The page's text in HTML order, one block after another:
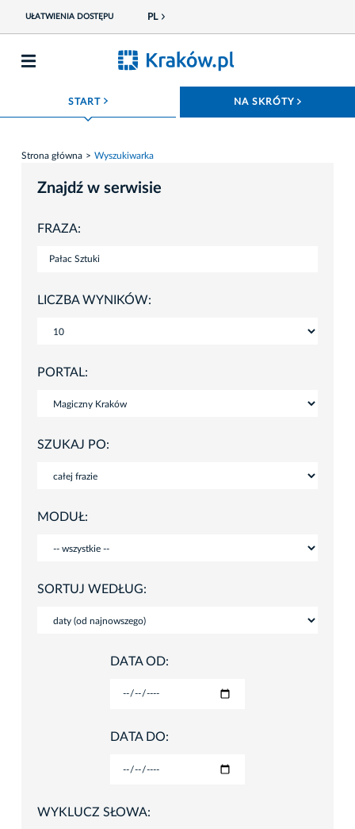
UŁATWIENIA DOSTĘPU PL
START ROZWIŃ MENU NA SKRÓTY
Strona główna Wyszukiwarka
Znajdź w serwisie
FRAZA:
LICZBA WYNIKÓW:
PORTAL:
SZUKAJ PO:
MODUŁ:
SORTUJ WEDŁUG:
DATA OD:
DATA DO:
WYKLUCZ SŁOWA: